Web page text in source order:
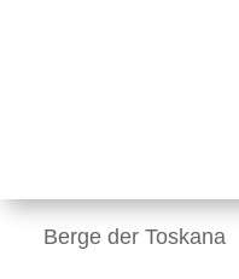
Berge der Toskana